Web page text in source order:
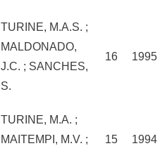
TURINE, M.A.S. ;
MALDONADO,
J.C. ; SANCHES,
S.
16 1995
TURINE, M.A. ;
MAITEMPI, M.V. ;
15 1994